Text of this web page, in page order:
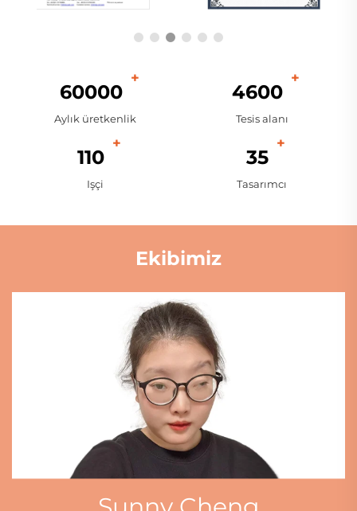
60000
Aylık üretkenlik
4600
Tesis alanı
110
Işçi
35
Tasarımcı
Ekibimiz